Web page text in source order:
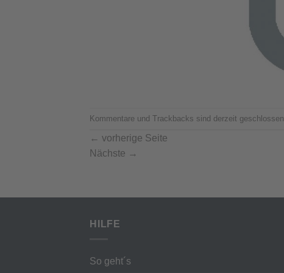
Kommentare und Trackbacks sind derzeit geschlossen.
← vorherige Seite
Nächste →
HILFE
So geht´s